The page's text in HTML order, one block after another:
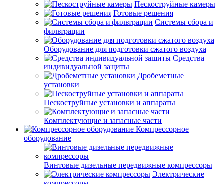
Пескоструйные камеры
Готовые решения
Системы сбора и
фильтрации
Оборудование для подготовки сжатого воздуха
Средства
индивидуальной защиты
Дробеметные
установки
Пескоструйные установки и аппараты
Комплектующие и запасные части
Компрессорное
оборудование
Винтовые дизельные передвижные компрессоры
Электрические